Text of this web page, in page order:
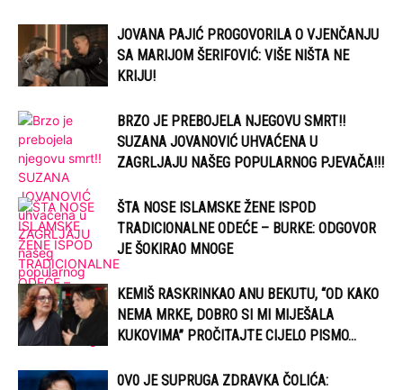
JOVANA PAJIĆ PROGOVORILA O VJENČANJU
SA MARIJOM ŠERIFOVIĆ: VIŠE NIŠTA NE
KRIJU!
BRZO JE PREBOJELA NJEGOVU SMRT!!
SUZANA JOVANOVIĆ UHVAĆENA U
ZAGRLJAJU NAŠEG POPULARNOG PJEVAČA!!!
ŠTA NOSE ISLAMSKE ŽENE ISPOD
TRADICIONALNE ODEĆE – BURKE: ODGOVOR
JE ŠOKIRAO MNOGE
KEMIŠ RASKRINKAO ANU BEKUTU, “OD KAKO
NEMA MRKE, DOBRO SI MI MIJEŠALA
KUKOVIMA” PROČITAJTE CIJELO PISMO…
0V0 JE SUPRUGA ZDRAVKA ČOLIĆA: